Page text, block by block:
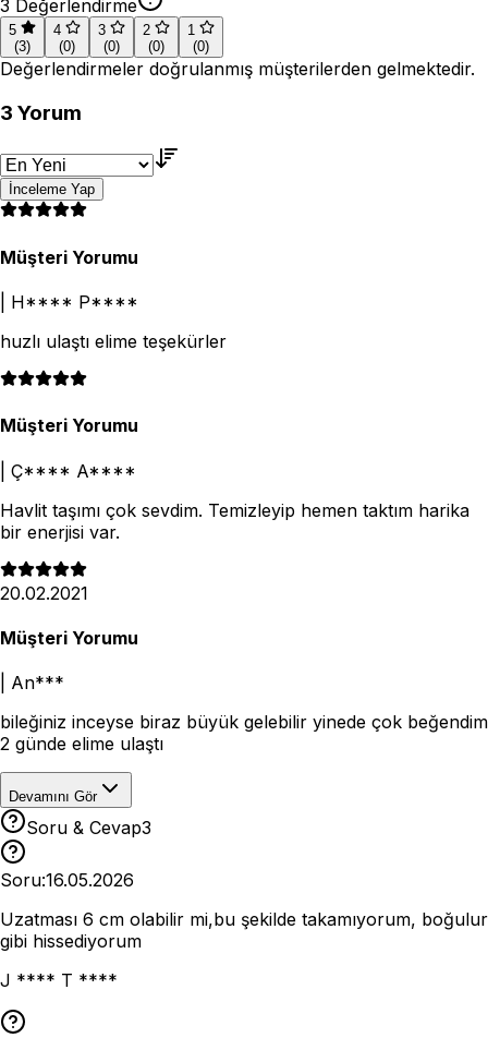
3 Değerlendirme
5
(3)
4
(0)
3
(0)
2
(0)
1
(0)
Değerlendirmeler doğrulanmış müşterilerden gelmektedir.
3 Yorum
İnceleme Yap
Müşteri Yorumu
H**** P****
huzlı ulaştı elime teşekürler
Müşteri Yorumu
Ç**** A****
Havlit taşımı çok sevdim. Temizleyip hemen taktım harika
bir enerjisi var.
20.02.2021
Müşteri Yorumu
An***
bileğiniz inceyse biraz büyük gelebilir yinede çok beğendim
2 günde elime ulaştı
Devamını Gör
Soru & Cevap3
Soru:16.05.2026
Uzatması 6 cm olabilir mi,bu şekilde takamıyorum, boğulur
gibi hissediyorum
J **** T ****